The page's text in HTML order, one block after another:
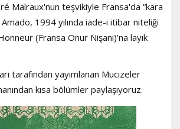
Malraux'nun teşvikiyle Fransa'da “kara
Amado, 1994 yılında iade-i itibar niteliği
(Fransa Onur Nişanı)’na layık
tarafından yayımlanan Mucizeler
kısa bölümler paylaşıyoruz.